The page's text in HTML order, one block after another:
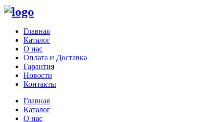
Главная
Каталог
О нас
Оплата и Доставка
Гарантия
Новости
Контакты
Главная
Каталог
О нас